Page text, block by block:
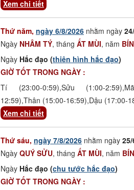
Xem chi tiết
Thứ năm, ngày 6/8/2026 nhằm ngày
Ngày NHÂM TÝ, tháng ẤT MÙI, năm
Ngày Hắc đạo (thiên hình hắc đạo)
GIỜ TỐT TRONG NGÀY :
Tí (23:00-0:59),Sửu (1:00-
12:59),Thân (15:00-16:59),Dậu (17:00-
Xem chi tiết
Thứ sáu, ngày 7/8/2026 nhằm ngày
Ngày QUÝ SỬU, tháng ẤT MÙI, năm
Ngày Hắc đạo (chu tước hắc đạo)
GIỜ TỐT TRONG NGÀY :